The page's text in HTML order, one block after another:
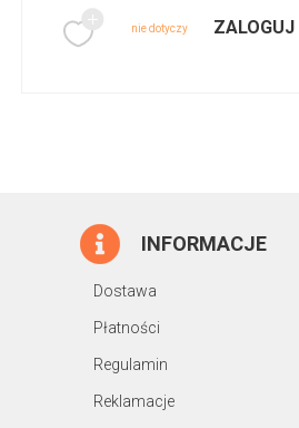
nie dotyczy ZALOGUJ
INFORMACJE
Dostawa
Płatności
Regulamin
Reklamacje